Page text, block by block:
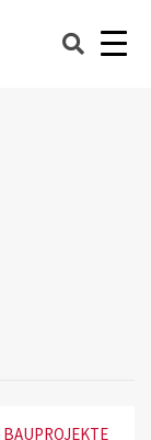
BAUPROJEKTE